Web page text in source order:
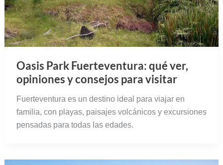
Oasis Park Fuerteventura: qué ver,
opiniones y consejos para visitar
Fuerteventura es un destino ideal para viajar en
familia, con playas, paisajes volcánicos y excursiones
pensadas para todas las edades.